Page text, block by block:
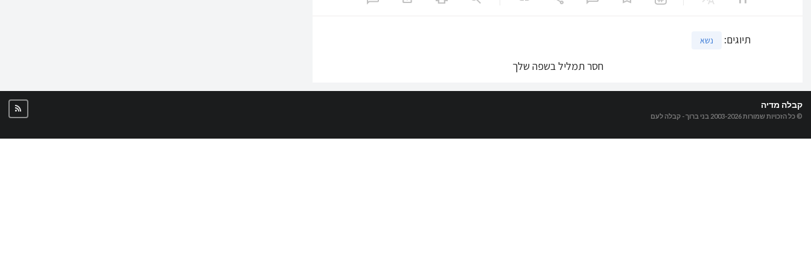
תיוגים: נשא
חסר תמליל בשפה שלך
קבלה מדיה
© כל הזכויות שמורות 2003-2026 בני ברוך - קבלה לעם